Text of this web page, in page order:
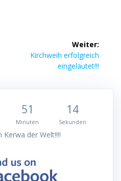
Weiter:
Nächster
Kirchweih erfolgreich
eingeläutet!!!
51
Minuten
14
Sekunden
Kerwa der Welt!!!!